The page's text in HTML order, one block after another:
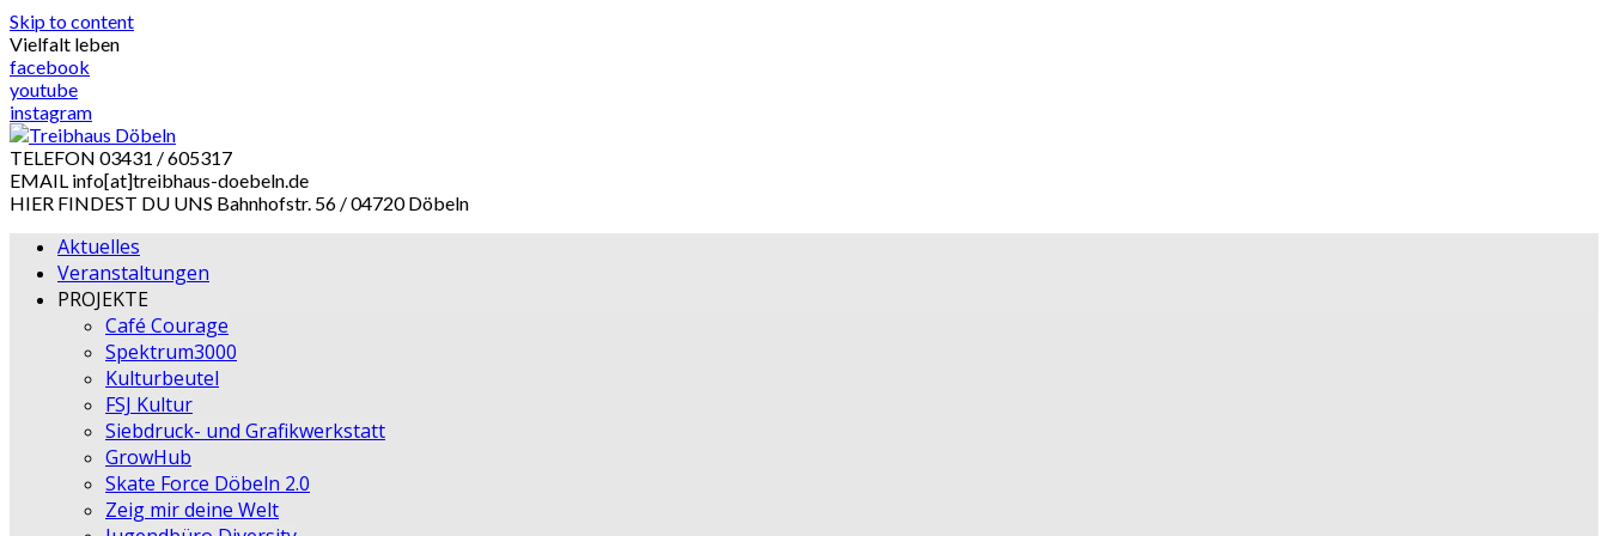
Skip to content
Vielfalt leben
facebook
youtube
instagram
TELEFON 03431 / 605317
EMAIL info[at]treibhaus-doebeln.de
HIER FINDEST DU UNS Bahnhofstr. 56 / 04720 Döbeln
Aktuelles
Veranstaltungen
PROJEKTE
Café Courage
Spektrum3000
Kulturbeutel
FSJ Kultur
Siebdruck- und Grafikwerkstatt
GrowHub
Skate Force Döbeln 2.0
Zeig mir deine Welt